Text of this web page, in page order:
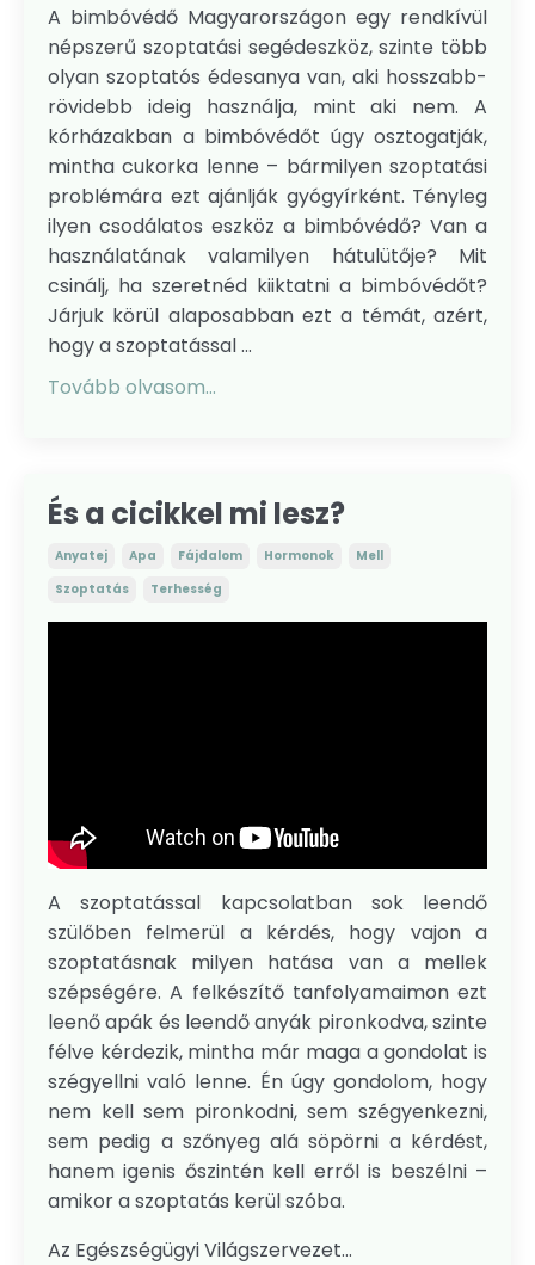
A bimbóvédő Magyarországon egy rendkívül
népszerű szoptatási segédeszköz, szinte több
olyan szoptatós édesanya van, aki hosszabb-
rövidebb ideig használja, mint aki nem. A
kórházakban a bimbóvédőt úgy osztogatják,
mintha cukorka lenne – bármilyen szoptatási
problémára ezt ajánlják gyógyírként. Tényleg
ilyen csodálatos eszköz a bimbóvédő? Van a
használatának valamilyen hátulütője? Mit
csinálj, ha szeretnéd kiiktatni a bimbóvédőt?
Járjuk körül alaposabban ezt a témát, azért,
hogy a szoptatással ...
Tovább olvasom...
És a cicikkel mi lesz?
Anyatej Apa Fájdalom Hormonok
Mell
Szoptatás
Terhesség
A szoptatással kapcsolatban sok leendő
szülőben felmerül a kérdés, hogy vajon a
szoptatásnak milyen hatása van a mellek
szépségére. A felkészítő tanfolyamaimon ezt
leenő apák és leendő anyák pironkodva, szinte
félve kérdezik, mintha már maga a gondolat is
szégyellni való lenne. Én úgy gondolom, hogy
nem kell sem pironkodni, sem szégyenkezni,
sem pedig a szőnyeg alá söpörni a kérdést,
hanem igenis őszintén kell erről is beszélni –
amikor a szoptatás kerül szóba.
Az Egészségügyi Világszervezet...